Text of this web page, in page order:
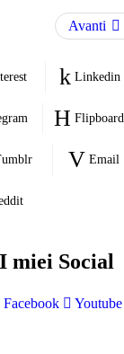
Avanti
Linkedin
Flipboard
Email
I miei Social
Facebook Youtube